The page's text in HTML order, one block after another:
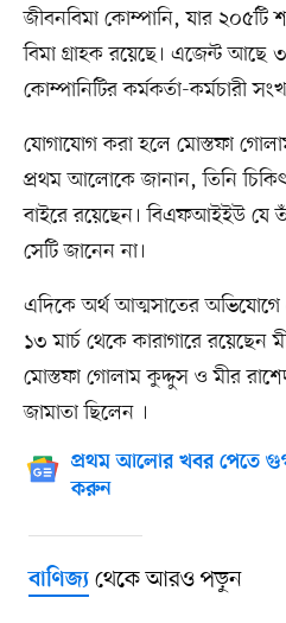
জীবনবিমা কোম্পানি, যার
বিমা গ্রাহক রয়েছে। এজেন্ট আছে
কোম্পানিটির কর্মকর্তা-কর্মচারী
যোগাযোগ করা হলে মোস্তফা
প্রথম আলোকে জানান, তিনি
বাইরে রয়েছেন। বিএফআইইউ যে
সেটি জানেন না।
এদিকে অর্থ আত্মসাতের
১৩ মার্চ থেকে কারাগারে রয়েছেন
মোস্তফা গোলাম কুদ্দুস ও মীর
জামাতা ছিলেন ।
প্রথম আলোর খবর পেতে
করুন
বাণিজ্যথেকে আরও পড়ুন